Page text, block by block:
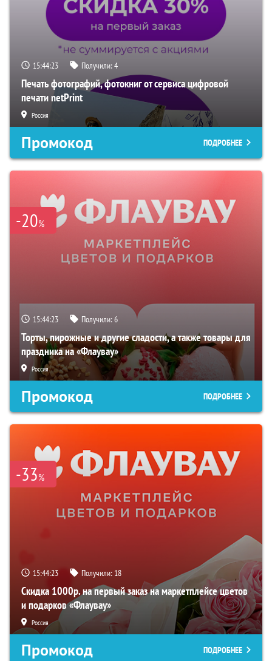
15:44:22 Получили:4
Печать фотографий, фотокниг от сервиса цифровой
печати netPrint
Россия
Промокод ПОДРОБНЕЕ
-20%
15:44:22 Получили:6
Торты, пирожные и другие сладости, а также товары для
праздника на «Флаувау»
Россия
Промокод ПОДРОБНЕЕ
-33%
15:44:22 Получили: 18
Скидка 1000р. на первый заказ на маркетплейсе цветов
и подарков «Флаувау»
Россия
Промокод ПОДРОБНЕЕ